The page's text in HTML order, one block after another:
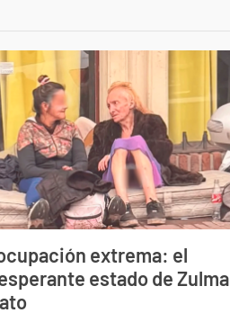
extrema: el
estado de Zulma